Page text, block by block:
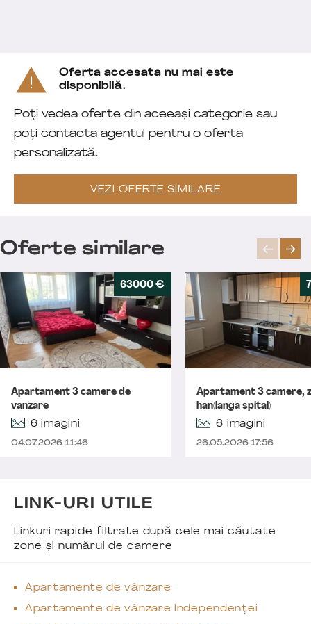
Oferta accesata nu mai este
disponibilă.
Poți vedea oferte din aceeași categorie sau
poți contacta agentul pentru o oferta
personalizată.
VEZI OFERTE SIMILARE
Oferte similare
63000 €
Apartament 3 camere de
vanzare
6 imagini
04.07.2026 11:46
Apartament 3 camere,
han(langa spital)
6 imagini
26.05.2026 17:56
LINK-URI UTILE
Linkuri rapide filtrate după cele mai căutate
zone și numărul de camere
Apartamente de vânzare
Apartamente de vânzare Independenței